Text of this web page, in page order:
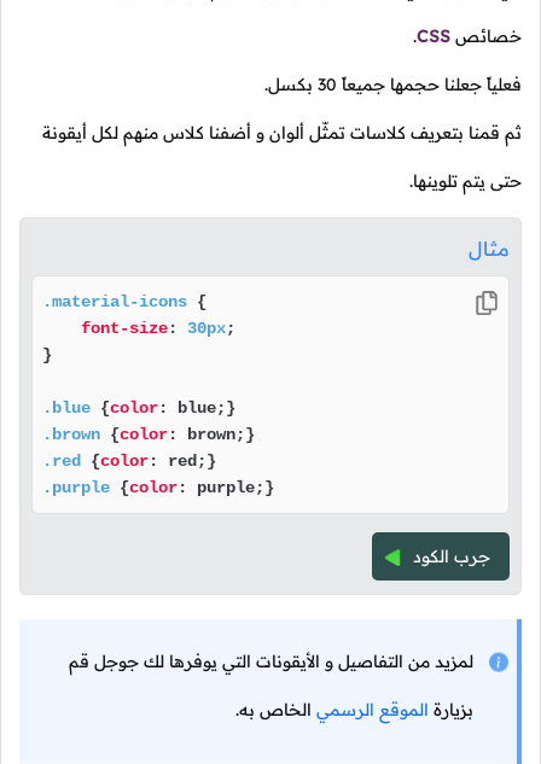
خصائص CSS
.
فعلياً جعلنا حجمها جميعاً 30 بكسل.
ثم قمنا بتعريف كلاسات تمثّل ألوان و أضفنا كلاس منهم لكل أيقونة
حتى يتم تلوينها.
مثال
.material-icons {
font-size: 30px;
}
.blue {color
.brown {color
.red
{color
.purple {color: purple;}
جرب الكود
لمزيد من التفاصيل و الأيقونات التي يوفرها لك جوجل قم
بزيارة الموقع الرسمي الخاص به.